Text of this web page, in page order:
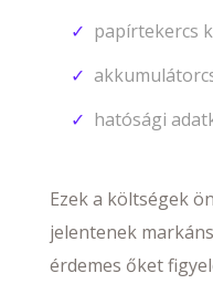
papírtekercs
hatósági
Ezek a költségek
jelentenek
érdemes őket